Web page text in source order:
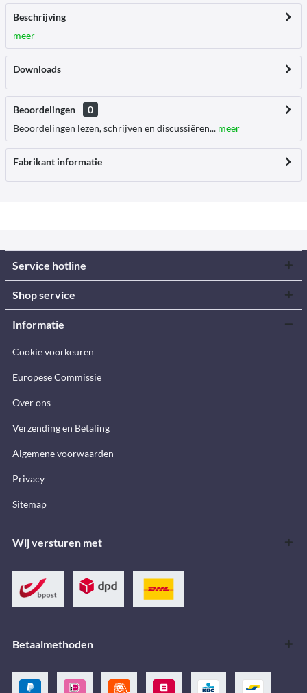
Beschrijving
meer
Downloads
Beoordelingen
0
Beoordelingen lezen, schrijven en discussiëren... meer
Fabrikant informatie
Service hotline
Shop service
Informatie
Cookie voorkeuren
Europese Commissie
Over ons
Verzending en Betaling
Algemene voorwaarden
Privacy
Sitemap
Wij versturen met
Betaalmethoden